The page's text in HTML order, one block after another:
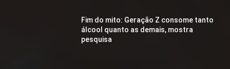
Fim do mito: Geração Z consome tanto
álcool quanto as demais, mostra
pesquisa